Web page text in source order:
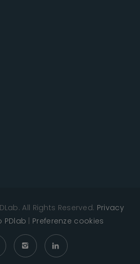
All Rights Reserved. Privacy
PDlab Preferenze cookies